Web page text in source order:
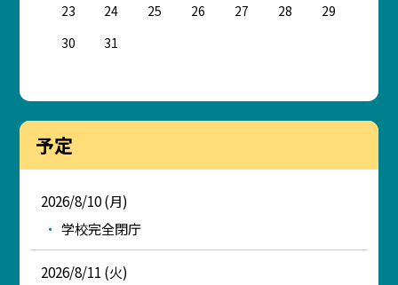
23
24 25 26 27 28
29
30
31
予定
2026/8/10 (月)
学校完全閉庁
2026/8/11 (火)